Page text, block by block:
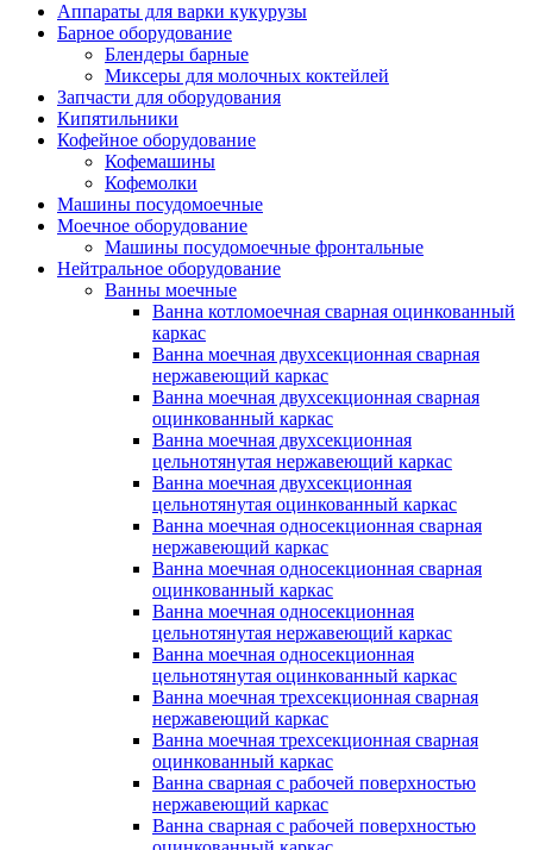
Аппараты для варки кукурузы
Барное оборудование
Блендеры барные
Миксеры для молочных коктейлей
Запчасти для оборудования
Кипятильники
Кофейное оборудование
Кофемашины
Кофемолки
Машины посудомоечные
Моечное оборудование
Машины посудомоечные фронтальные
Нейтральное оборудование
Ванны моечные
Ванна котломоечная сварная оцинкованный
каркас
Ванна моечная двухсекционная сварная
нержавеющий каркас
Ванна моечная двухсекционная сварная
оцинкованный каркас
Ванна моечная двухсекционная
цельнотянутая нержавеющий каркас
Ванна моечная двухсекционная
цельнотянутая оцинкованный каркас
Ванна моечная односекционная сварная
нержавеющий каркас
Ванна моечная односекционная сварная
оцинкованный каркас
Ванна моечная односекционная
цельнотянутая нержавеющий каркас
Ванна моечная односекционная
цельнотянутая оцинкованный каркас
Ванна моечная трехсекционная сварная
нержавеющий каркас
Ванна моечная трехсекционная сварная
оцинкованный каркас
Ванна сварная с рабочей поверхностью
нержавеющий каркас
Ванна сварная с рабочей поверхностью